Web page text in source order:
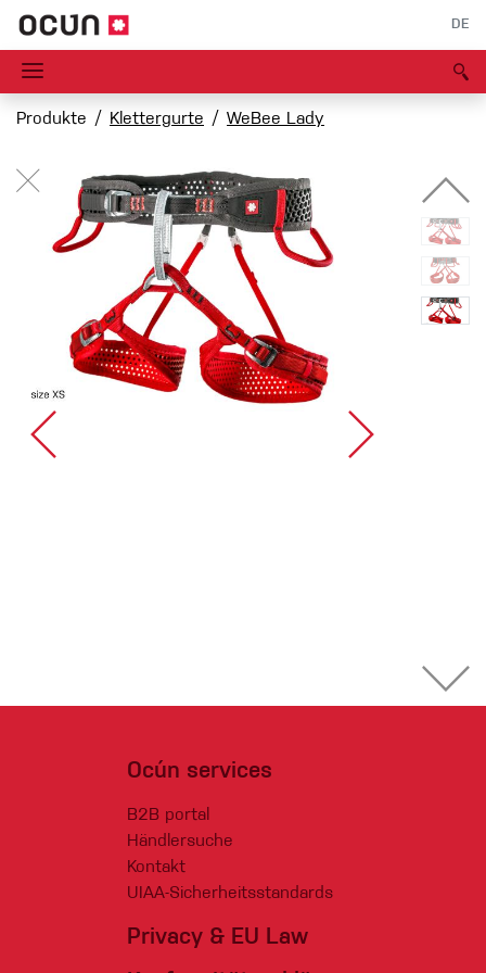
DE
Produkte Klettergurte WeBee Lady
Ocún services
B2B portal
Händlersuche
Kontakt
UIAA-Sicherheitsstandards
Privacy & EU Law